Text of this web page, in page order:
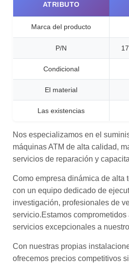
ATRIBUTO
Marca del producto
P/N
Condicional
El material
Las existencias
Nos especializamos en el
máquinas ATM de alta calidad,
servicios de reparación y
Como empresa dinámica de alta
con un equipo dedicado de
investigación, profesionales de
servicio.Estamos
servicios excepcionales a
Con nuestras propias
ofrecemos precios competitivos